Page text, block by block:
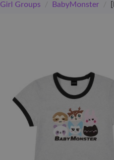
Girl Groups / BabyMonster /